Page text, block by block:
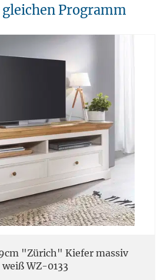
sollten Möbel fachgerecht entsorgt
über den Sperrmüll oder an speziellen
werden. Die örtlichen
sind zu beachten.
sind so konzipiert das Sie für den privaten
geeignet sind. Diese Möbel sind nicht für
geeignet.
sind nicht für den Außenbereich geeignet.
Programm
"Zürich" Kiefer massiv
weiß WZ-0133